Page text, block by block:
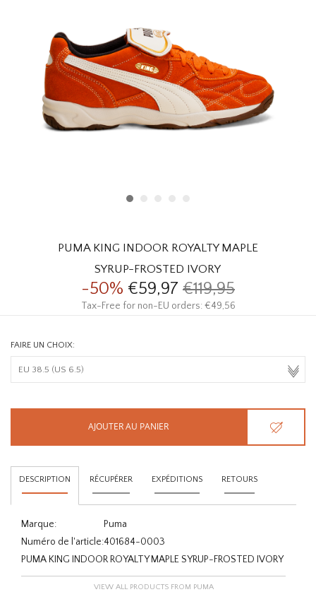
MARQUES
THE EDIT
PUMA KING INDOOR ROYALTY MAPLE
SYRUP-FROSTED IVORY
-50% €59,97 €119,95
Tax-Free for non-EU orders: €49,56
FAIRE UN CHOIX:
AJOUTER AU PANIER
DESCRIPTION RÉCUPÉRER EXPÉDITIONS RETOURS
Marque:
Puma
Numéro de l'article:401684-0003
PUMA KING INDOOR ROYALTY MAPLE SYRUP-FROSTED IVORY
VIEW ALL PRODUCTS FROM PUMA